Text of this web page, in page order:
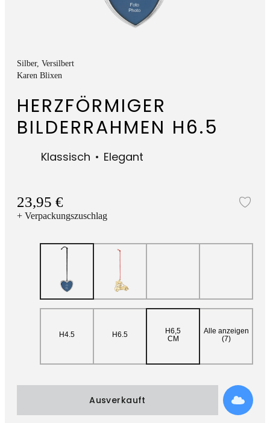
Silber, Versilbert
Karen Blixen
HERZFÖRMIGER
BILDERRAHMEN H6.5
Klassisch Elegant
23,95 €
+ Verpackungszuschlag
H4.5 H6.5
H6,5
CM
Alle anzeigen
(7)
Ausverkauft